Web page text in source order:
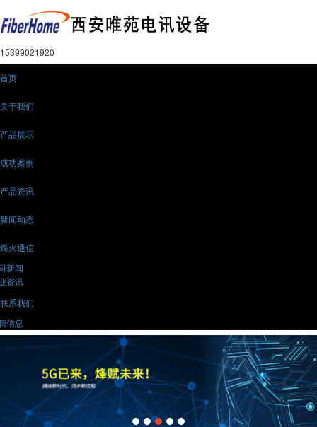
15399021920
首页
关于我们
产品展示
成功案例
产品资讯
新闻动态
烽火通信
新闻
资讯
联系我们
信息